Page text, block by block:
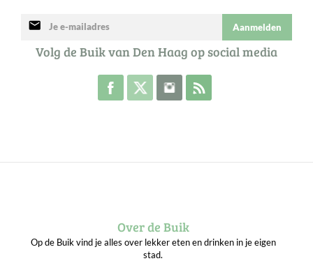
mail Aanmelden
Volg de Buik van Den Haag op social media
Volg de Buik op Facebook
Volg de Buik op Twitter
Volg de Buik op Instagram
Over de Buik
Op de Buik vind je alles over lekker eten en drinken in je eigen
stad.